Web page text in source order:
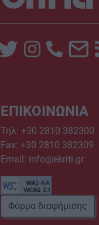
ΕΠΙΚΟΙΝΩΝΙΑ
Τηλ: +30 2810 382300
Fax: +30 2810 382309
Email: info@ekriti.gr
Φόρμα διαφήμισης